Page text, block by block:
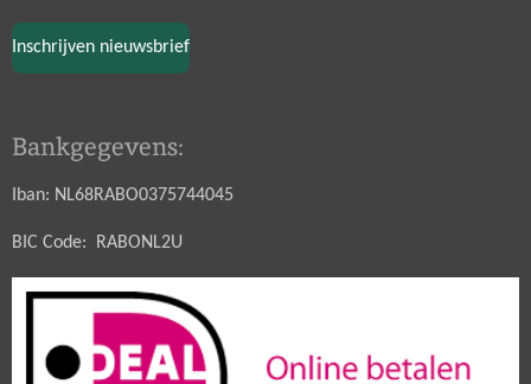
Inschrijven nieuwsbrief
Bankgegevens:
Iban: NL68RABO0375744045
BIC Code: RABONL2U